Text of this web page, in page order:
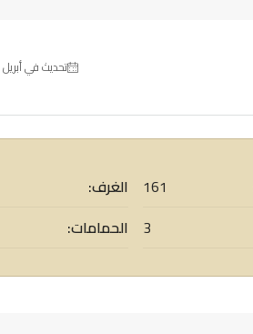
تحديث في أبريل 7, 2026 في 2:55 ص
161
3
الغرف:
الحمامات: